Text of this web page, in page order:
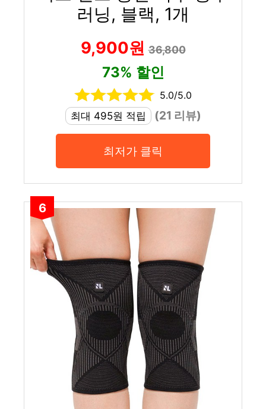
러닝, 블랙, 1개
9,900원36,800
73% 할인
5.0/5.0
최대 495원 적립
(21 리뷰)
최저가 클릭
6